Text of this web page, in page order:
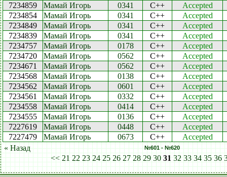
7234859
Мамай Игорь 0341 C++
Accepted
7234854
Мамай Игорь 0341 C++
Accepted
7234849
Мамай Игорь 0341 C++
Accepted
7234839
Мамай Игорь 0341 C++
Accepted
7234757
Мамай Игорь 0178 C++
Accepted
7234720
Мамай Игорь 0562 C++
Accepted
7234671
Мамай Игорь 0562 C++
Accepted
7234568
Мамай Игорь 0138 C++
Accepted
7234562
Мамай Игорь 0601 C++
Accepted
7234561
Мамай Игорь 0332 C++
Accepted
7234558
Мамай Игорь 0414 C++
Accepted
7234555
Мамай Игорь 0136 C++
Accepted
7227619
Мамай Игорь 0448 C++
Accepted
7227479
Мамай Игорь 0673 C++
Accepted
« Назад
№601 - №620
<< 21 22 23 24 25 26 27 28 29 30 31 32 33 34 35 36